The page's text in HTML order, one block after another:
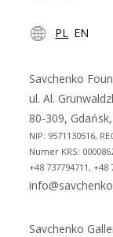
in
new
tab
in
new
tab
PL EN
Savchenko
ul. Al.
80-309,
NIP: 9571130516,
Numer KRS:
+48 737794711, +48
Savchenko